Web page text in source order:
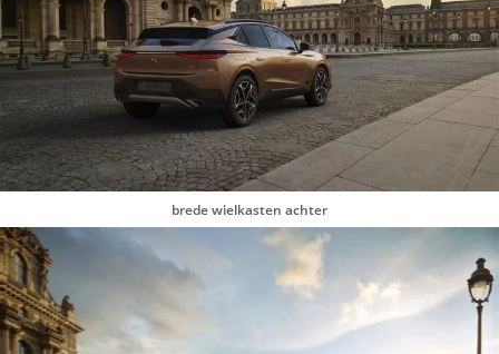
brede wielkasten achter